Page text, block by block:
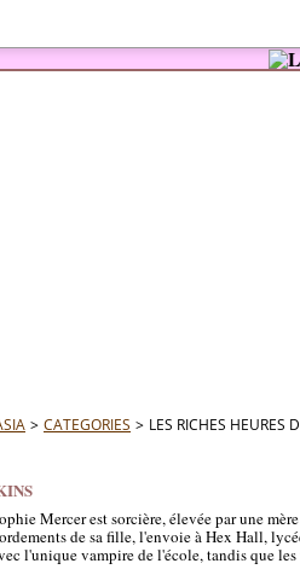
> CATEGORIES > LES RICHES HEURES
Mercer est sorcière, élevée par une
de sa fille, l'envoie à Hex Hall,
l'unique vampire de l'école, tandis que les